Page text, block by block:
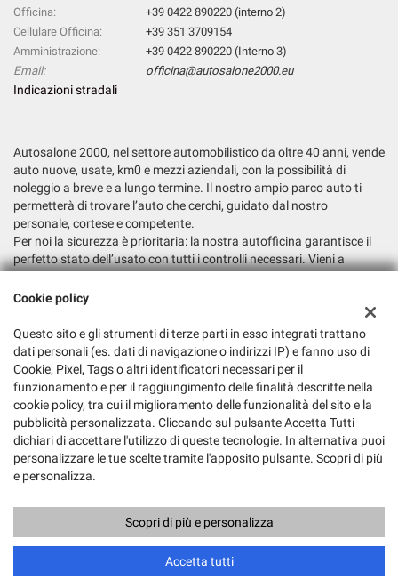
Officina:
+39 0422 890220 (interno 2)
Cellulare Officina:
+39 351 3709154
Amministrazione:
+39 0422 890220 (Interno 3)
Email:
officina@autosalone2000.eu
Indicazioni stradali
Autosalone 2000, nel settore automobilistico da oltre 40 anni, vende
auto nuove, usate, km0 e mezzi aziendali, con la possibilità di
noleggio a breve e a lungo termine. Il nostro ampio parco auto ti
permetterà di trovare l’auto che cerchi, guidato dal nostro
personale, cortese e competente.
Per noi la sicurezza è prioritaria: la nostra autofficina garantisce il
perfetto stato dell’usato con tutti i controlli necessari. Vieni a
Autosalone 2000 Srl
Via Argine San Marco, 6, San Biagio di Callalta (TV)
C.F/P.IVA:03147730265
Registro delle imprese: TV
Copyright © 2026 GestionaleAuto.com S.r.l., Tutti i diritti riservati -
Leggi l'informativa sulla privacy-Cookie Policy
GestionaleAuto.com
Cookie policy
Questo sito e gli strumenti di terze parti in esso integrati trattano
dati personali (es. dati di navigazione o indirizzi IP) e fanno uso di
Cookie, Pixel, Tags o altri identificatori necessari per il
funzionamento e per il raggiungimento delle finalità descritte nella
cookie policy, tra cui il miglioramento delle funzionalità del sito e la
pubblicità personalizzata. Cliccando sul pulsante Accetta Tutti
dichiari di accettare l'utilizzo di queste tecnologie. In alternativa puoi
personalizzare le tue scelte tramite l'apposito pulsante. Scopri di più
e personalizza.
Scopri di più e personalizza
Accetta tutti